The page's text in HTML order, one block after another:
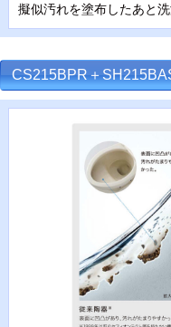
擬似汚れを塗布したあと洗
CS215BPR＋